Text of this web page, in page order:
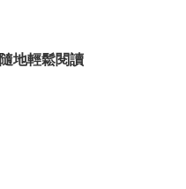
地輕鬆閱讀